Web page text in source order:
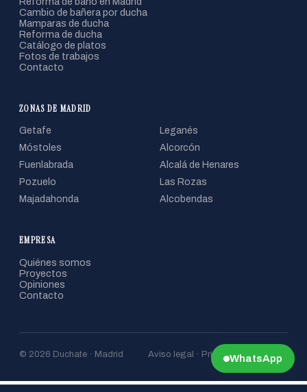
Cambio de bañera por ducha
Mamparas de ducha
Reforma de ducha
Catálogo de platos
Fotos de trabajos
Contacto
ZONAS DE MADRID
Getafe
Leganés
Móstoles
Alcorcón
Fuenlabrada
Alcalá de Henares
Pozuelo
Las Rozas
Majadahonda
Alcobendas
EMPRESA
Quiénes somos
Proyectos
Opiniones
Contacto
© 2026 Duchate · Madrid Aviso legal · Privacidad · Cookies
WhatsApp